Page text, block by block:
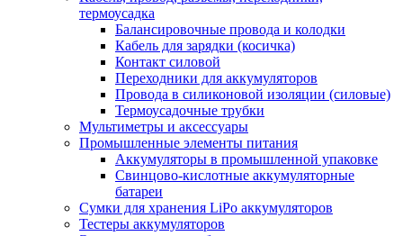
термоусадка
Балансировочные провода и колодки
Кабель для зарядки (косичка)
Контакт силовой
Переходники для аккумуляторов
Провода в силиконовой изоляции (силовые)
Термоусадочные трубки
Мультиметры и аксессуары
Промышленные элементы питания
Аккумуляторы в промышленной упаковке
Свинцово-кислотные аккумуляторные
батареи
Сумки для хранения LiPo аккумуляторов
Тестеры аккумуляторов